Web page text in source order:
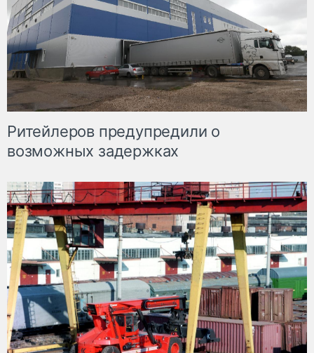
Ритейлеров предупредили о
возможных задержках